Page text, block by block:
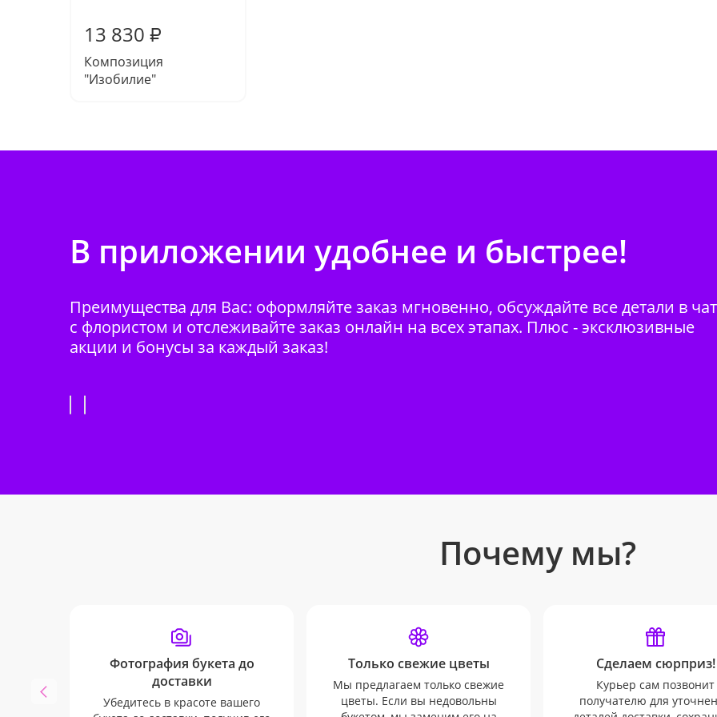
13 830 ₽
Композиция
"Изобилие"
В приложении удобнее и быстрее!
Преимущества для Вас: оформляйте заказ мгновенно, обсуждайте все детали в
с флористом и отслеживайте заказ онлайн на всех этапах. Плюс - эксклюзивные
акции и бонусы за каждый заказ!
Почему мы?
Фотография букета до
доставки
Убедитесь в красоте вашего
Только свежие цветы
Мы предлагаем только свежие
цветы. Если вы недовольны
Сделаем сюрприз!
Курьер сам позвонит
получателю для